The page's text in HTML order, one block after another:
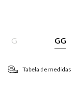
G GG
Tabela de medidas